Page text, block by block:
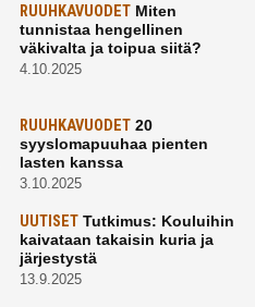
RUUHKAVUODETMiten
tunnistaa hengellinen
väkivalta ja toipua siitä?
4.10.2025
RUUHKAVUODET20
syyslomapuuhaa pienten
lasten kanssa
3.10.2025
UUTISETTutkimus: Kouluihin
kaivataan takaisin kuria ja
järjestystä
13.9.2025